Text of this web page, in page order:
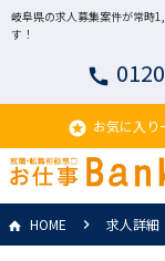
岐阜県の求人募集案件が常時
す！
call
stars お気に入り
HOME 求人詳細